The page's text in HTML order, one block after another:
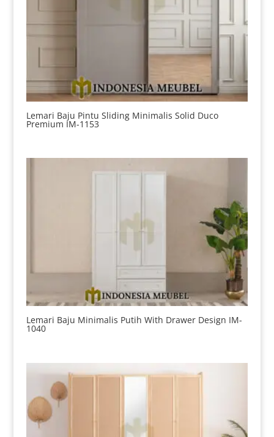
Lemari Baju Pintu Sliding Minimalis Solid Duco
Premium IM-1153
Lemari Baju Minimalis Putih With Drawer Design IM-
1040